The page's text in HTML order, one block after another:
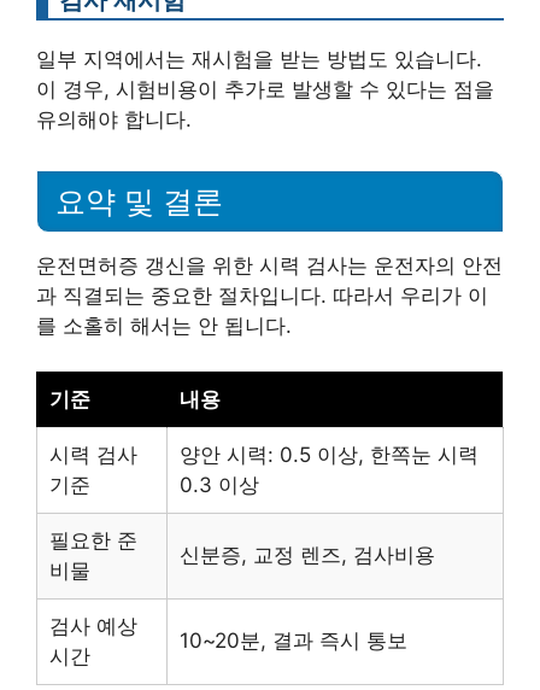
일부 지역에서는 재시험을 받는 방법도 있습니다.
이 경우, 시험비용이 추가로 발생할 수 있다는 점을
유의해야 합니다.
요약 및 결론
운전면허증 갱신을 위한 시력 검사는 운전자의 안전
과 직결되는 중요한 절차입니다. 따라서 우리가 이
를 소홀히 해서는 안 됩니다.
기준 내용
시력 검사
기준
양안 시력: 0.5 이상, 한쪽눈 시력
0.3 이상
필요한 준
비물
신분증, 교정 렌즈, 검사비용
검사 예상
시간
10~20분, 결과 즉시 통보